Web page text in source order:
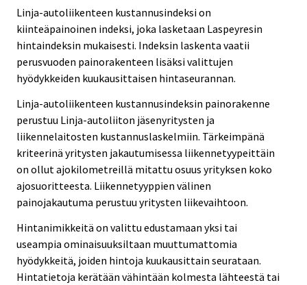
Linja-autoliikenteen kustannusindeksi on
kiinteäpainoinen indeksi, joka lasketaan Laspeyresin
hintaindeksin mukaisesti. Indeksin laskenta vaatii
perusvuoden painorakenteen lisäksi valittujen
hyödykkeiden kuukausittaisen hintaseurannan.
Linja-autoliikenteen kustannusindeksin painorakenne
perustuu Linja-autoliiton jäsenyritysten ja
liikennelaitosten kustannuslaskelmiin. Tärkeimpänä
kriteerinä yritysten jakautumisessa liikennetyypeittäin
on ollut ajokilometreillä mitattu osuus yrityksen koko
ajosuoritteesta. Liikennetyyppien välinen
painojakautuma perustuu yritysten liikevaihtoon.
Hintanimikkeitä on valittu edustamaan yksi tai
useampia ominaisuuksiltaan muuttumattomia
hyödykkeitä, joiden hintoja kuukausittain seurataan.
Hintatietoja kerätään vähintään kolmesta lähteestä tai